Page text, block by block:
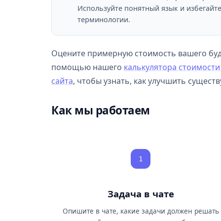
Используйте понятный язык и
терминологии.
Оцените примерную стоимость вашего
помощью нашего калькулятора
сайта, чтобы узнать, как улучшить
Как мы работаем
1
Задача в чате
Опишите в чате, какие задачи должен решать